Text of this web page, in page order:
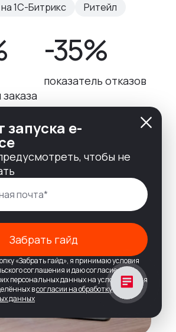
1С-Битрикс
Ритейл
-35%
показатель отказов
запуска e-
чтобы не
Забрать гайд
«Забрать гайд», я принимаю условия
соглашения и даю согласие на
персональных данных на условиях и для
всогласии на обработку
данных